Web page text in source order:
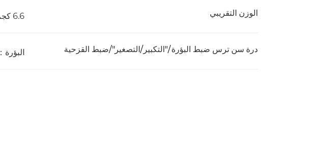
الوزن التقريبي 6.6 كجم
درة سن ترس ضبط البؤرة/"التكبير/التصغير"/ضبط القزحية البؤرة：0.8/0.5 التكبير/التصغير：0.5 القزحية：0.5